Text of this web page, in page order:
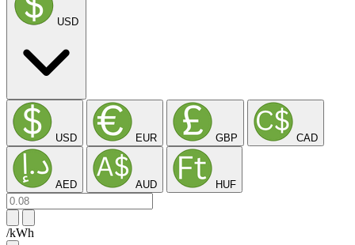
USD
USD EUR GBP CAD
AED AUD HUF
/kWh